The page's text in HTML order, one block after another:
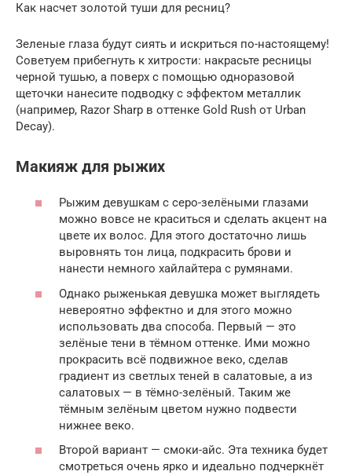
Как насчет золотой туши для ресниц?
Зеленые глаза будут сиять и искриться по-настоящему!
Советуем прибегнуть к хитрости: накрасьте ресницы
черной тушью, а поверх с помощью одноразовой
щеточки нанесите подводку с эффектом металлик
(например, Razor Sharp в оттенке Gold Rush от Urban
Decay).
Макияж для рыжих
Рыжим девушкам с серо-зелёными глазами
можно вовсе не краситься и сделать акцент на
цвете их волос. Для этого достаточно лишь
выровнять тон лица, подкрасить брови и
нанести немного хайлайтера с румянами.
Однако рыженькая девушка может выглядеть
невероятно эффектно и для этого можно
использовать два способа. Первый — это
зелёные тени в тёмном оттенке. Ими можно
прокрасить всё подвижное веко, сделав
градиент из светлых теней в салатовые, а из
салатовых — в тёмно-зелёный. Таким же
тёмным зелёным цветом нужно подвести
нижнее веко.
Второй вариант — смоки-айс. Эта техника будет
смотреться очень ярко и идеально подчеркнёт